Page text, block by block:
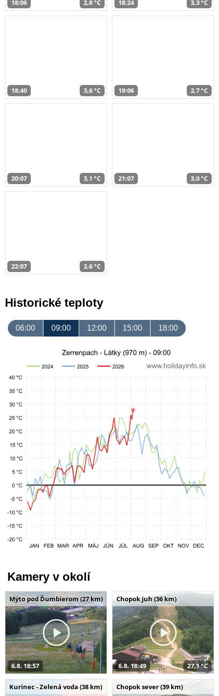
18:06 2,8 °C 18:24 3,3 °C
18:40 3,6 °C 19:06 2,7 °C
20:07 3,1 °C 21:07 3,0 °C
22:07 2,6 °C
Historické teploty
06:00 09:00 12:00 15:00 18:00
Kamery v okolí
Mýto pod Ďumbierom (27 km)
6.8. 18:57
Chopok juh (36 km)
6.8. 18:49 27,1 °C
Kurinec - Zelená voda (38 km) Chopok sever (39 km)